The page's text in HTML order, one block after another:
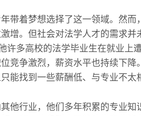
带着梦想选择了这一领域。然而
增。但社会对法学人才的需求并
许多高校的法学毕业生在就业上
竞争激烈，薪资水平也持续下降
能找到一些薪酬低、与专业不太
他行业，他们多年积累的专业知